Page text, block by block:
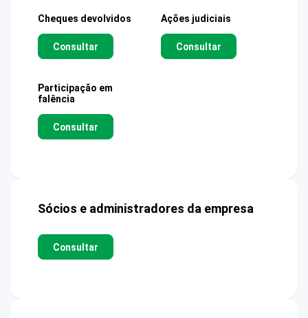
Cheques devolvidos
Consultar
Ações judiciais
Consultar
Participação em
falência
Consultar
Sócios e administradores da empresa
Consultar